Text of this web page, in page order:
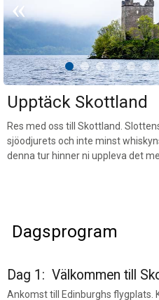
Upptäck Skottland
Res med oss till Skottland.
sjöodjurets och inte minst
denna tur hinner ni uppleva det
Dagsprogram
Dag 1: Välkommen till
Ankomst till Edinburghs flygplats.